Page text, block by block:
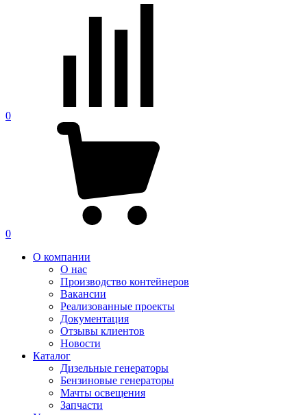
0
0
О компании
О нас
Производство контейнеров
Вакансии
Реализованные проекты
Документация
Отзывы клиентов
Новости
Каталог
Дизельные генераторы
Бензиновые генераторы
Мачты освещения
Запчасти